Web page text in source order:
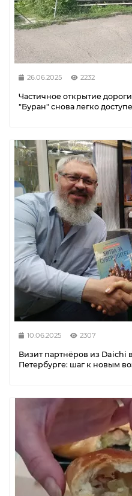
26.06.2025 2232
Частичное открытие
"Буран" снова легко
10.06.2025 2307
Визит партнёров из Daichi
Петербурге: шаг к новым